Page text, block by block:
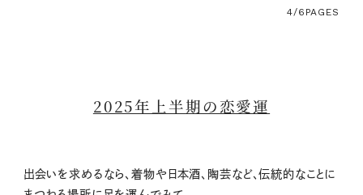
4/6 PAGES
2025年上半期の恋愛運
出会いを求めるなら、着物や日本酒、陶芸など、伝統的なことに